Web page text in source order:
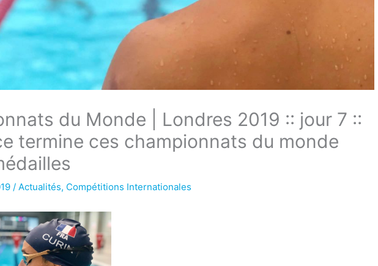
du Monde | Londres 2019 :: jour 7 ::
termine ces championnats du monde
/ Actualités, Compétitions Internationales